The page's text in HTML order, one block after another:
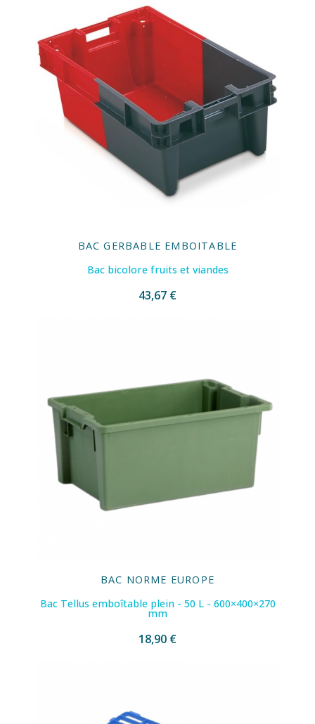
BAC GERBABLE EMBOITABLE
Bac bicolore fruits et viandes
43,67 €
BAC NORME EUROPE
Bac Tellus emboîtable plein - 50 L - 600×400×270
mm
18,90 €